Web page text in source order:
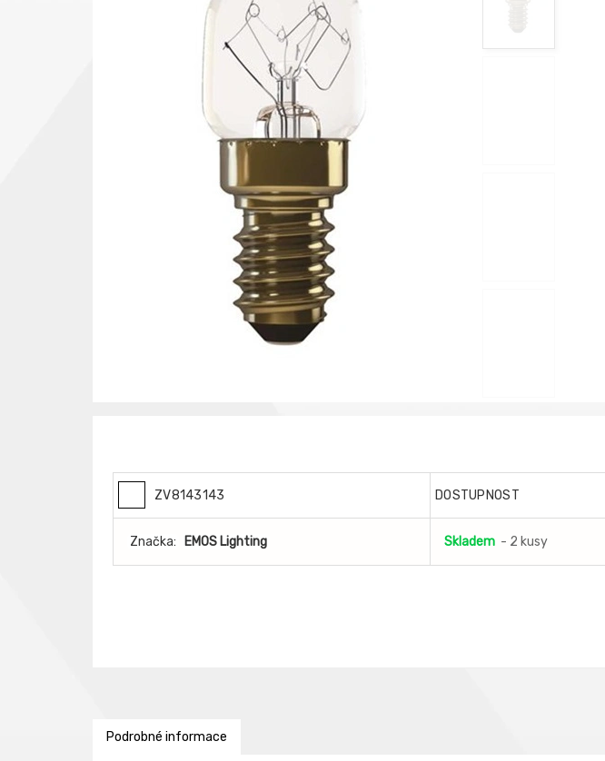
ZV8143143 DOSTUPNOST
Značka: EMOS Lighting Skladem - 2 kusy
Podrobné informace